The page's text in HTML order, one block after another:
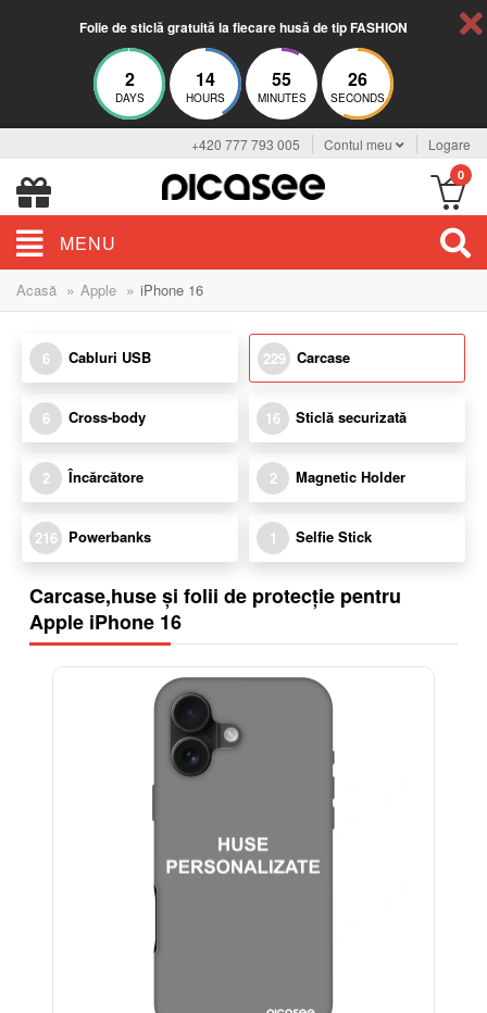
Folie de sticlă gratuită la fiecare husă de tip FASHION
2
DAYS
14
HOURS
55
MINUTES
25
SECONDS
+420 777 793 005 Contul meu Logare
0
MENU
Acasă » Apple » iPhone 16
6 Cabluri USB 229 Carcase
6 Cross-body 16 Sticlă securizată
2 Încărcătore 2 Magnetic Holder
216 Powerbanks 1 Selfie Stick
Carcase,huse și folii de protecție pentru
Apple iPhone 16